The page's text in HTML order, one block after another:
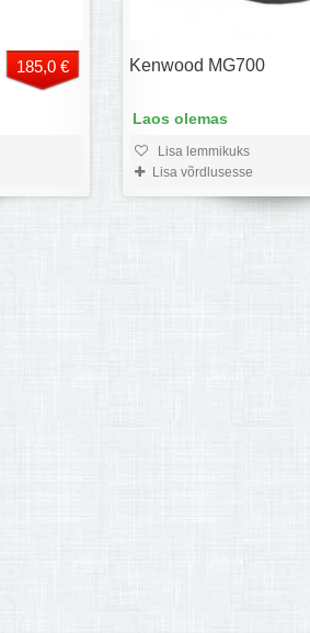
185,0 € Kenwood MG700
Laos olemas
Lisa lemmikuks
Lisa võrdlusesse